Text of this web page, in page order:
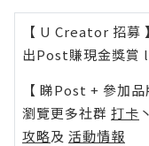
【 U Creator 招募 】
出Post賺現金獎賞 l
【 睇Post + 參加品
瀏覽更多社群 打卡 丶
攻略及 活動情報